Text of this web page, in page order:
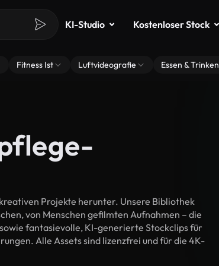
KI-Studio Kostenloser Stock
Fitness Ist Luftvideografie Essen & Trinken
Projekte herunter. Unsere Bibliothek
von Menschen gefilmten Aufnahmen – die
fantasievolle, KI-generierte Stockclips für
Alle Assets sind lizenzfrei und für die 4K-